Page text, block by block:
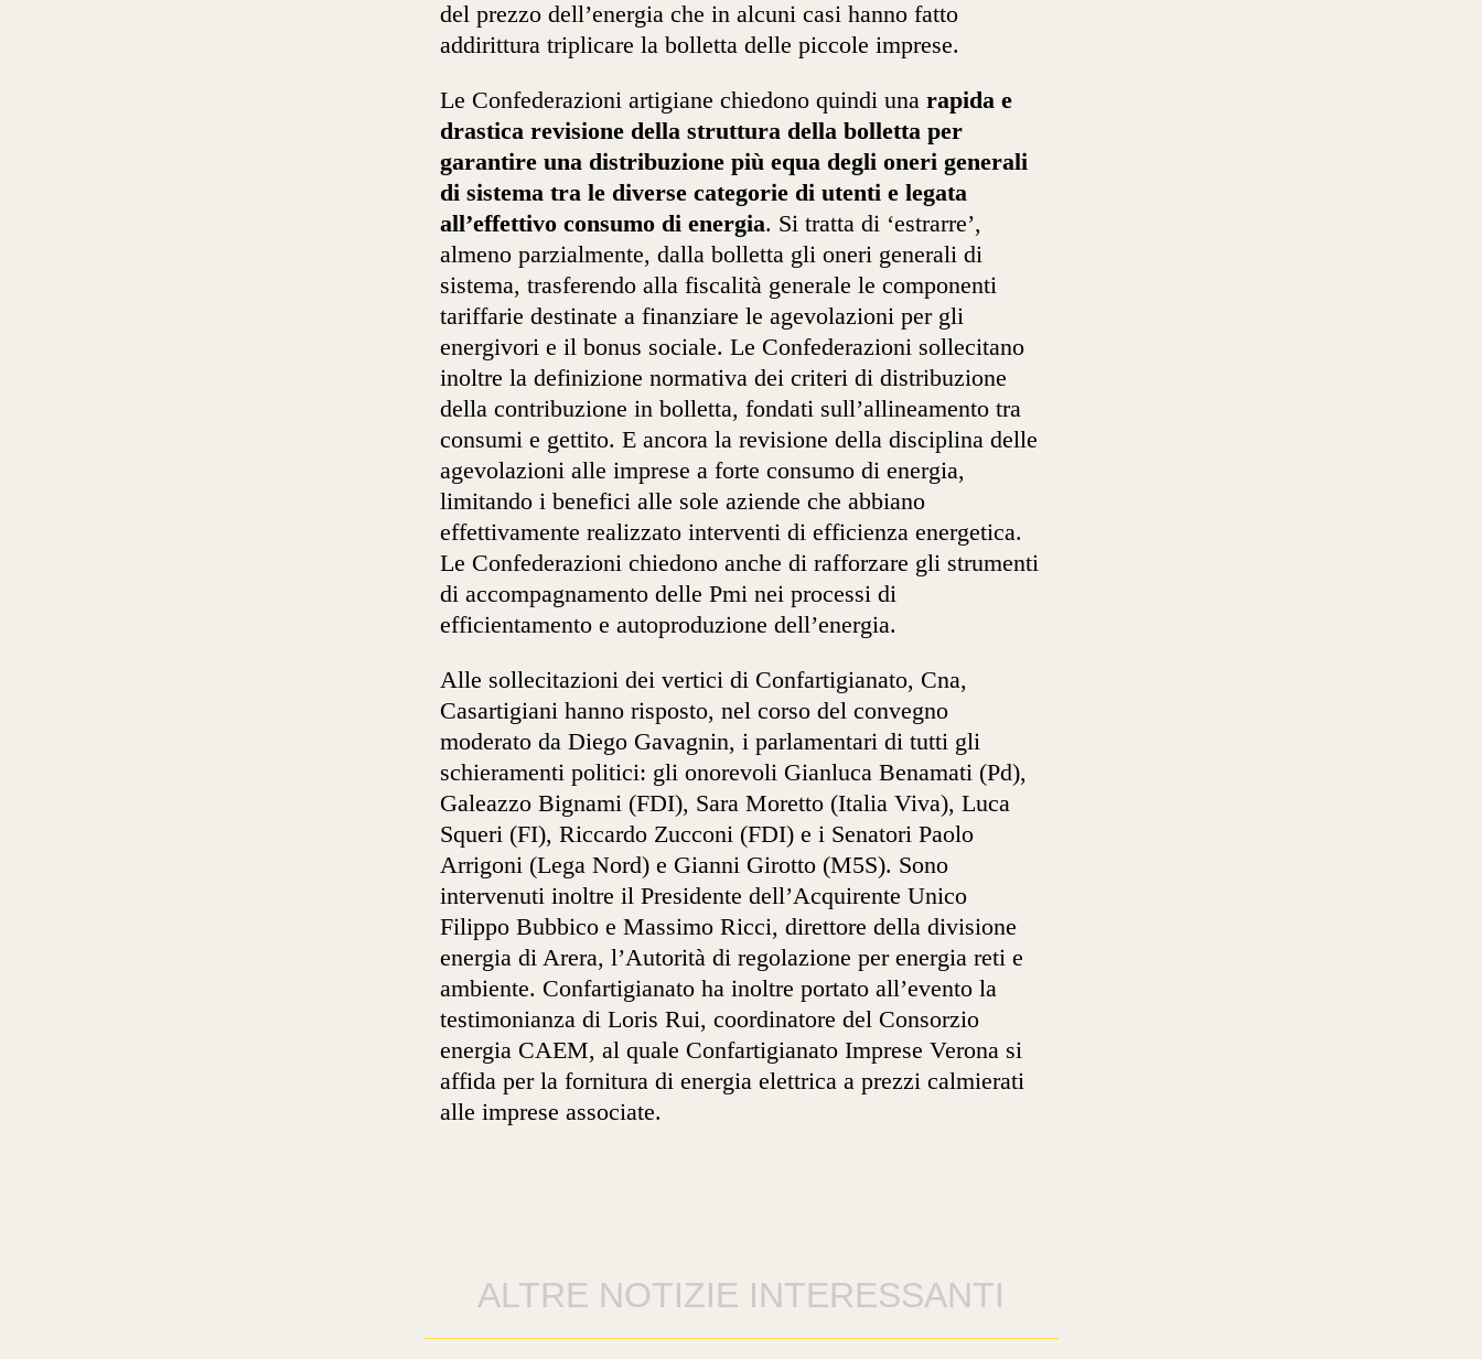
del prezzo dell’energia che in alcuni casi hanno fatto
addirittura triplicare la bolletta delle piccole imprese.
Le Confederazioni artigiane chiedono quindi una rapida e
drastica revisione della struttura della bolletta per
garantire una distribuzione più equa degli oneri generali
di sistema tra le diverse categorie di utenti e legata
all’effettivo consumo di energia. Si tratta di ‘estrarre’,
almeno parzialmente, dalla bolletta gli oneri generali di
sistema, trasferendo alla fiscalità generale le componenti
tariffarie destinate a finanziare le agevolazioni per gli
energivori e il bonus sociale. Le Confederazioni sollecitano
inoltre la definizione normativa dei criteri di distribuzione
della contribuzione in bolletta, fondati sull’allineamento tra
consumi e gettito. E ancora la revisione della disciplina delle
agevolazioni alle imprese a forte consumo di energia,
limitando i benefici alle sole aziende che abbiano
effettivamente realizzato interventi di efficienza energetica.
Le Confederazioni chiedono anche di rafforzare gli strumenti
di accompagnamento delle Pmi nei processi di
efficientamento e autoproduzione dell’energia.
Alle sollecitazioni dei vertici di Confartigianato, Cna,
Casartigiani hanno risposto, nel corso del convegno
moderato da Diego Gavagnin, i parlamentari di tutti gli
schieramenti politici: gli onorevoli Gianluca Benamati (Pd),
Galeazzo Bignami (FDI), Sara Moretto (Italia Viva), Luca
Squeri (FI), Riccardo Zucconi (FDI) e i Senatori Paolo
Arrigoni (Lega Nord) e Gianni Girotto (M5S). Sono
intervenuti inoltre il Presidente dell’Acquirente Unico
Filippo Bubbico e Massimo Ricci, direttore della divisione
energia di Arera, l’Autorità di regolazione per energia reti e
ambiente. Confartigianato ha inoltre portato all’evento la
testimonianza di Loris Rui, coordinatore del Consorzio
energia CAEM, al quale Confartigianato Imprese Verona si
affida per la fornitura di energia elettrica a prezzi calmierati
alle imprese associate.
ALTRE NOTIZIE INTERESSANTI